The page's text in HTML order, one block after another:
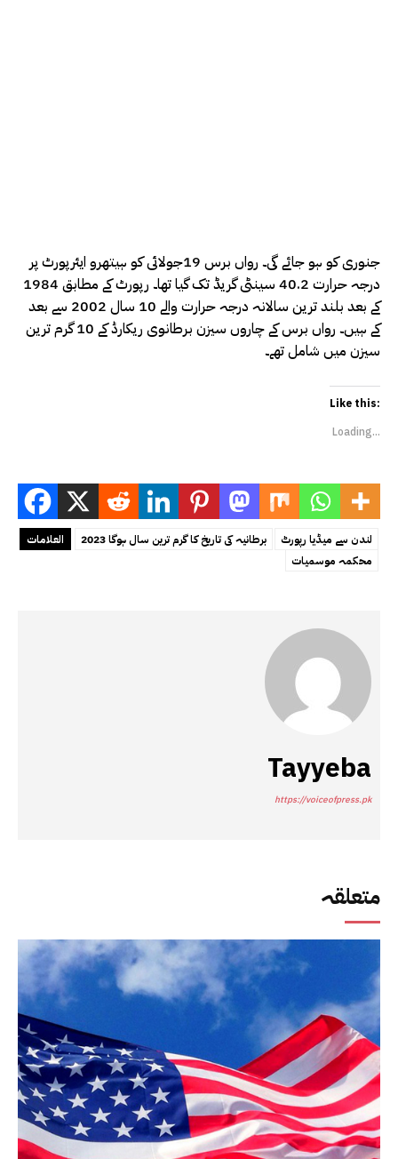
متعلقہ
جنوری کو ہو جائے گی۔ رواں برس 19جولائی کو ہیتھرو ایئرپورٹ پر
درجہ حرارت 40.2 سینٹی گریڈ تک گیا تھا۔ رپورٹ کے مطابق 1984
کے بعد بلند ترین سالانہ درجہ حرارت والے 10 سال 2002 سے بعد
کے ہیں۔ رواں برس کے چاروں سیزن برطانوی ریکارڈ کے 10 گرم ترین
سیزن میں شامل تھے۔
Like this:
Loading...
العلامات 2023 برطانیہ کی تاریخ کا گرم ترین سال ہوگا
لندن سے میڈیا رپورٹ
محکمہ موسمیات
Tayyeba
https://voiceofpress.pk